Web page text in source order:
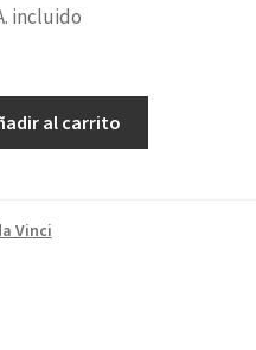
incluido
al carrito
Vinci